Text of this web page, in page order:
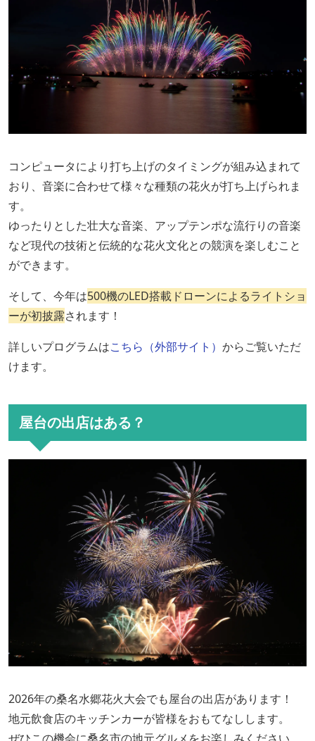
コンピュータにより打ち上げのタイミングが組み込まれて
おり、音楽に合わせて様々な種類の花火が打ち上げられま
す。
ゆったりとした壮大な音楽、アップテンポな流行りの音楽
など現代の技術と伝統的な花火文化との競演を楽しむこと
ができます。
そして、今年は500機のLED搭載ドローンによるライトショ
ーが初披露されます！
詳しいプログラムはこちら（外部サイト） からご覧いただ
けます。
屋台の出店はある？
2026年の桑名水郷花火大会でも屋台の出店があります！
地元飲食店のキッチンカーが皆様をおもてなしします。